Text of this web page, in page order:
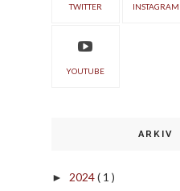
TWITTER INSTAGRAM
YOUTUBE
ARKIV
► 2024( 1 )